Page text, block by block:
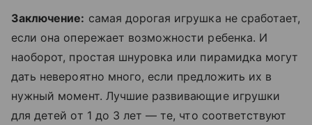
Заключение: самая дорогая игрушка не сработает,
если она опережает возможности ребенка. И
наоборот, простая шнуровка или пирамидка могут
дать невероятно много, если предложить их в
нужный момент. Лучшие развивающие игрушки
для детей от 1 до 3 лет — те, что соответствуют